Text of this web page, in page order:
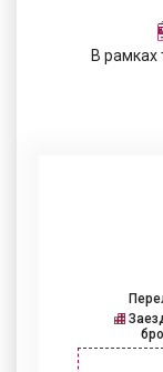
В рамках